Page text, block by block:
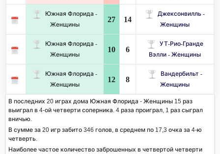
Южная Флорида -
Женщины
27 14
Джексонвилль -
Женщины
Южная Флорида -
Женщины
10 6
УТ-Рио-Гранде
Вэлли - Женщины
Южная Флорида -
Женщины
12 8
Вандербильт -
Женщины
В последних 20 играх дома Южная Флорида - Женщины 15 раз
выиграл в 4-ой четверти соперника. 4 раза проиграл, 1 раз сыграл
вничью.
В сумме за 20 игр забито 346 голов, в среднем по 17,3 очка за 4-ю
четверть.
Наиболее частое количество заброшенных в четвертой четверти